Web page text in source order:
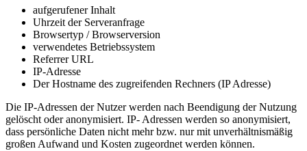
aufgerufener Inhalt
Uhrzeit der Serveranfrage
Browsertyp / Browserversion
verwendetes Betriebssystem
Referrer URL
IP-Adresse
Der Hostname des zugreifenden Rechners (IP Adresse)
Die IP-Adressen der Nutzer werden nach Beendigung der Nutzung
gelöscht oder anonymisiert. IP- Adressen werden so anonymisiert,
dass persönliche Daten nicht mehr bzw. nur mit unverhältnismäßig
großen Aufwand und Kosten zugeordnet werden können.